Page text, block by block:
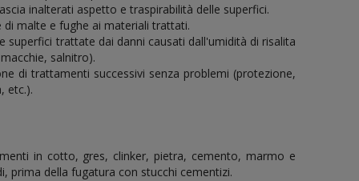
inalterati aspetto e traspirabilità delle superfici.
di malte e fughe ai materiali trattati.
superfici trattate dai danni causati dall'umidità di risalita
salnitro).
di trattamenti successivi senza problemi (protezione,
etc.).
in cotto, gres, clinker, pietra, cemento, marmo e
prima della fugatura con stucchi cementizi.